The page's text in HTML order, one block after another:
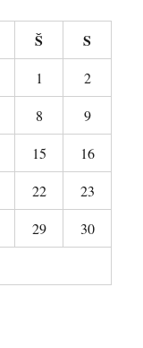
Š S
1
2
8
9
15
16
22
23
29
30